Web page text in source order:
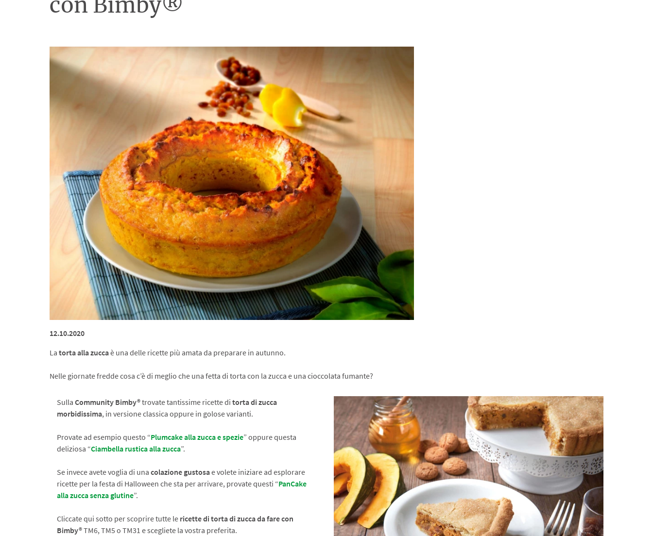
con Bimby®
12.10.2020
La torta alla zuccaè una delle ricette più amata da preparare in autunno.
Nelle giornate fredde cosa c’è di meglio che una fetta di torta con la zucca e una cioccolata fumante?
Sulla Community Bimby®trovate tantissime ricette di torta di zucca
morbidissima, in versione classica oppure in golose varianti.
Provate ad esempio questo “Plumcake alla zucca e spezie” oppure questa
deliziosa “Ciambella rustica alla zucca”.
Se invece avete voglia di una colazione gustosae volete iniziare ad esplorare
ricette per la festa di Halloween che sta per arrivare, provate questi “PanCake
alla zucca senza glutine”.
Cliccate qui sotto per scoprire tutte le ricette di torta di zucca da fare con
Bimby®TM6, TM5 o TM31 e scegliete la vostra preferita.